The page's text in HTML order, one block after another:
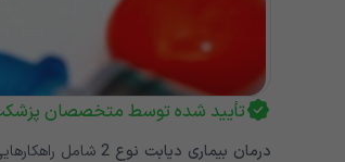
تأیید شده توسط متخصصان
درمان بیماری دیابت نوع 2 شامل